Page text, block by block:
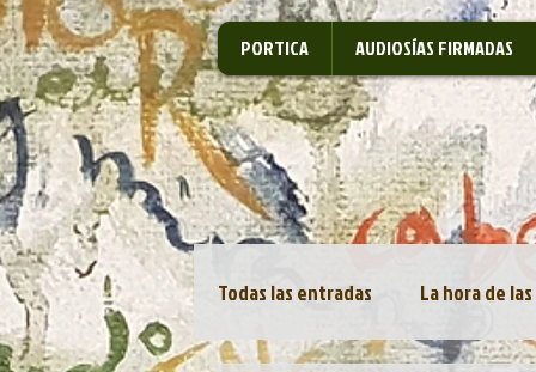
PORTICA AUDIOSÍAS FIRMADAS
Todas las entradas La hora de